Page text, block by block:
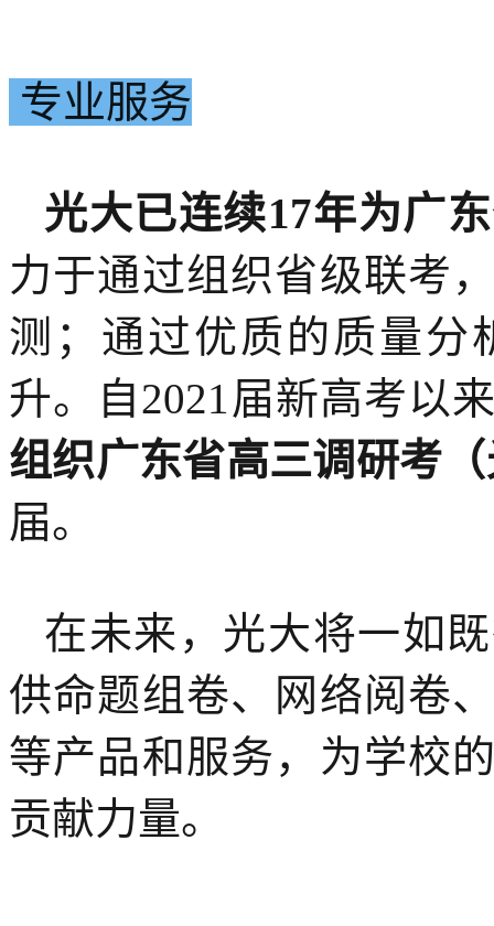
专业服务
光大已连续17年为广
力于通过组织省级联考
测；通过优质的质量分
升。自2021届新高考以
组织广东省高三调研考
届。
在未来，光大将一如
供命题组卷、网络阅卷
等产品和服务，为学校
贡献力量。